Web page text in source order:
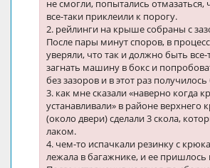
не смогли, попытались отмазаться,
все-таки приклеили к порогу.
2. рейлинги на крыше собраны с
После пары минут споров, в
уверяли, что так и должно быть
загнать машину в бокс и
без зазоров и в этот раз
3. как мне сказали «наверно когда
устанавливали» в районе верхнего
(около двери) сделали 3 скола,
лаком.
4. чем-то испачкали резинку с
лежала в багажнике, и ее пришлось